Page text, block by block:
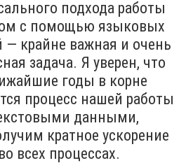
подхода работы
с помощью языковых
— крайне важная и очень
задача. Я уверен, что
годы в корне
процесс нашей работы
данными,
кратное ускорение
во всех процессах.